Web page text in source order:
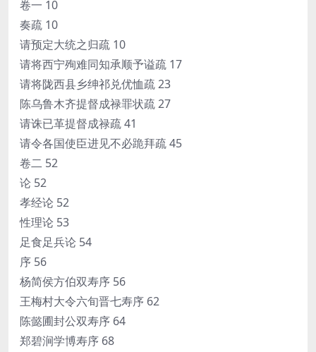
卷一 10
奏疏 10
请预定大统之归疏 10
请将西宁殉难同知承顺予谥疏 17
请将陇西县乡绅祁兑优恤疏 23
陈乌鲁木齐提督成禄罪状疏 27
请诛已革提督成禄疏 41
请令各国使臣进见不必跪拜疏 45
卷二 52
论 52
孝经论 52
性理论 53
足食足兵论 54
序 56
杨简侯方伯双寿序 56
王梅村大令六旬晋七寿序 62
陈懿圃封公双寿序 64
郑碧涧学博寿序 68